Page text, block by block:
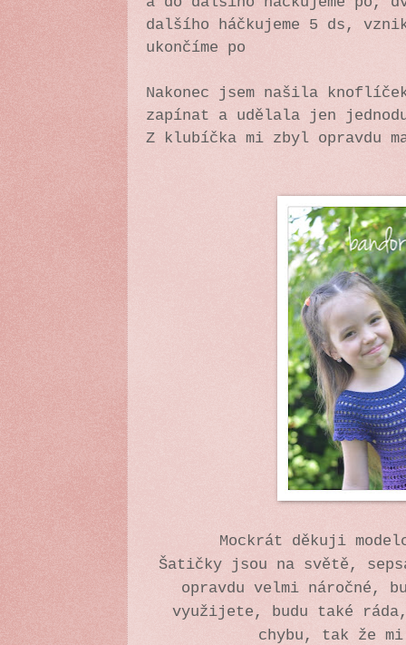
dalšího háčkujeme 5 ds,
ukončíme po
Nakonec jsem našila
zapínat a udělala jen
Z klubíčka mi zbyl opravdu
Mockrát děkuji
Šatičky jsou na světě,
opravdu velmi náročné,
využijete, budu také
chybu, tak že